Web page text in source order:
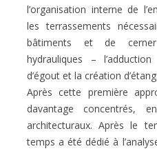
l’organisation interne de
les terrassements
bâtiments et de
hydrauliques –
d’égout et la création
Après cette première
davantage concentrés,
architecturaux. Après le
temps a été dédié à